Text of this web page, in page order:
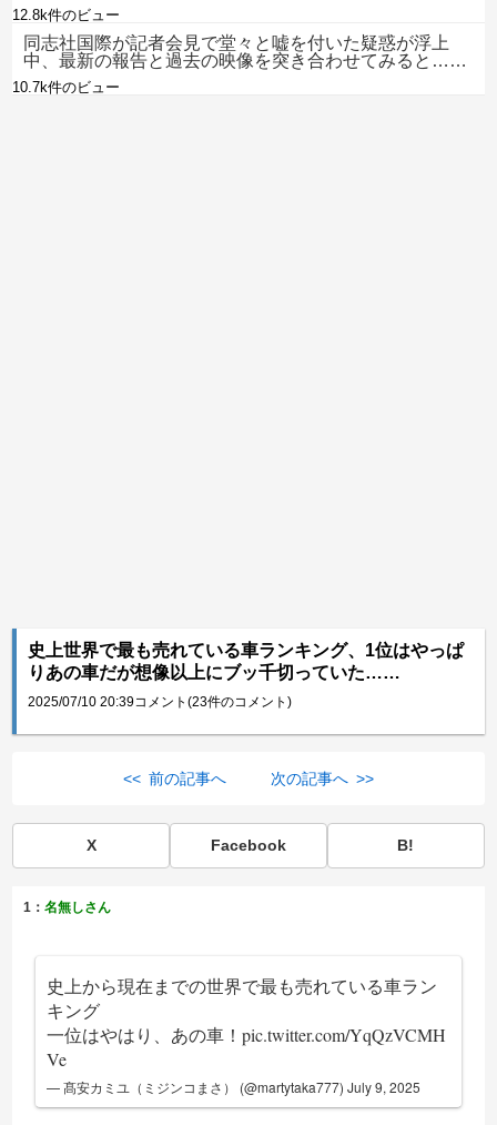
12.8k件のビュー
同志社国際が記者会見で堂々と嘘を付いた疑惑が浮上
中、最新の報告と過去の映像を突き合わせてみると……
10.7k件のビュー
史上世界で最も売れている車ランキング、1位はやっぱ
りあの車だが想像以上にブッ千切っていた……
2025/07/10 20:39コメント(23件のコメント)
<< 前の記事へ 次の記事へ >>
X Facebook B!
1：名無しさん
史上から現在までの世界で最も売れている車ラン
キング
一位はやはり、あの車！pic.twitter.com/YqQzVCMH
Ve
— 髙安カミユ（ミジンコまさ） (@martytaka777)July 9, 2025